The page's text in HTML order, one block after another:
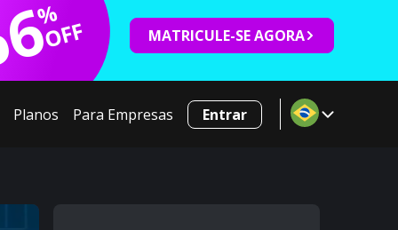
%
OFF MATRICULE-SE AGORA
Planos Para Empresas Entrar